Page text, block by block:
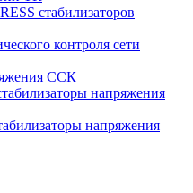
стабилизаторов
контроля сети
ССК
напряжения
напряжения